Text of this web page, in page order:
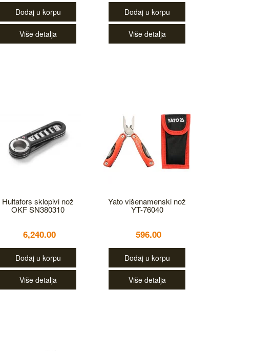
Dodaj u korpu
Više detalja
Dodaj u korpu
Više detalja
Hultafors sklopivi nož
OKF SN380310
6,240.00
Dodaj u korpu
Više detalja
Yato višenamenski nož
YT-76040
596.00
Dodaj u korpu
Više detalja